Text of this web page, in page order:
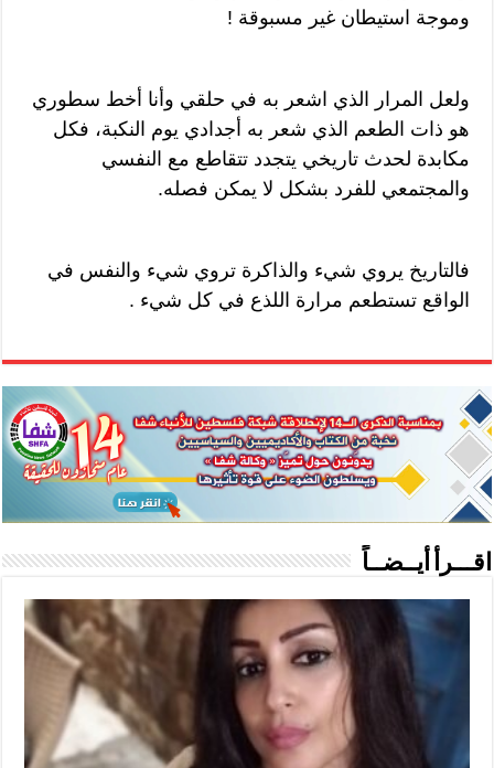
وموجة استيطان غير مسبوقة !
ولعل المرار الذي اشعر به في حلقي وأنا أخط سطوري
هو ذات الطعم الذي شعر به أجدادي يوم النكبة، فكل
مكابدة لحدث تاريخي يتجدد تتقاطع مع النفسي
والمجتمعي للفرد بشكل لا يمكن فصله.
فالتاريخ يروي شيء والذاكرة تروي شيء والنفس في
الواقع تستطعم مرارة اللذع في كل شيء .
اقـــرأ أيــضــاً